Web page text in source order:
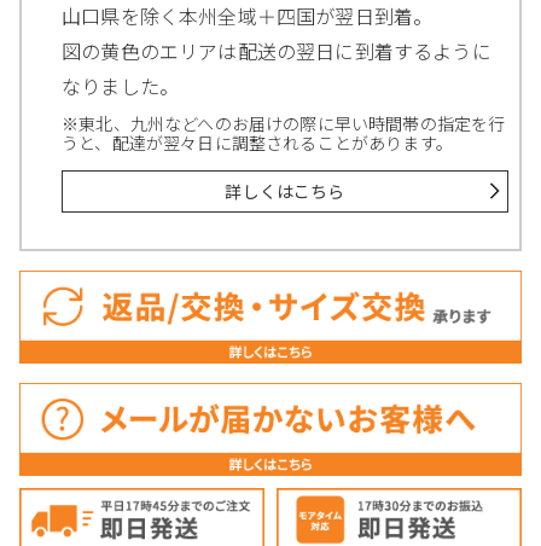
山口県を除く本州全域＋四国が翌日到着。
図の黄色のエリアは配送の翌日に到着するように
なりました。
※東北、九州などへのお届けの際に早い時間帯の指定を行
うと、配達が翌々日に調整されることがあります。
詳しくはこちら